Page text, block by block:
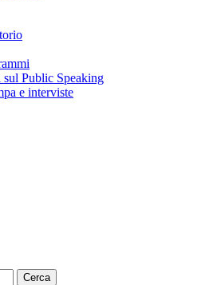
Public Speaking
e interviste